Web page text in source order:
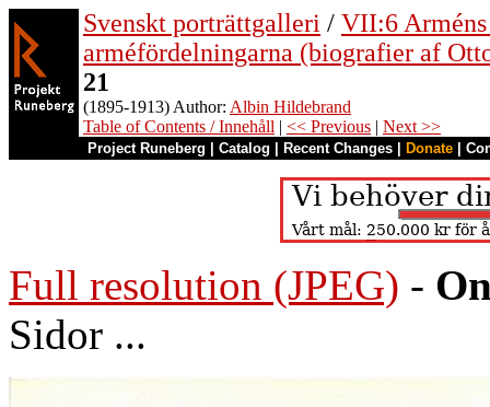
Svenskt porträttgalleri / VII:6
arméfördelningarna (biografier af
21
(1895-1913) Author: Albin Hildebrand
Table of Contents / Innehåll | << Previous | Next >>
Project Runeberg Catalog Recent Changes Donate
Full resolution (JPEG) -
Sidor ...